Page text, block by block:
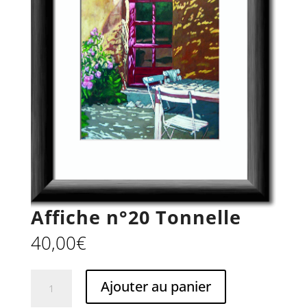
Affiche n°20 Tonnelle
40,00€
Ajouter au panier